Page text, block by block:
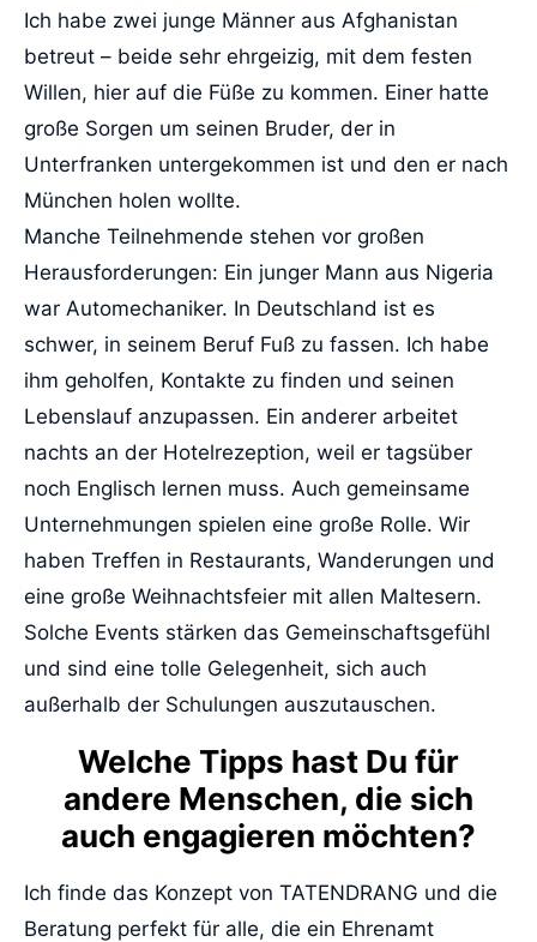
Ich habe zwei junge Männer aus Afghanistan
betreut – beide sehr ehrgeizig, mit dem festen
Willen, hier auf die Füße zu kommen. Einer hatte
große Sorgen um seinen Bruder, der in
Unterfranken untergekommen ist und den er nach
München holen wollte.
Manche Teilnehmende stehen vor großen
Herausforderungen: Ein junger Mann aus Nigeria
war Automechaniker. In Deutschland ist es
schwer, in seinem Beruf Fuß zu fassen. Ich habe
ihm geholfen, Kontakte zu finden und seinen
Lebenslauf anzupassen. Ein anderer arbeitet
nachts an der Hotelrezeption, weil er tagsüber
noch Englisch lernen muss. Auch gemeinsame
Unternehmungen spielen eine große Rolle. Wir
haben Treffen in Restaurants, Wanderungen und
eine große Weihnachtsfeier mit allen Maltesern.
Solche Events stärken das Gemeinschaftsgefühl
und sind eine tolle Gelegenheit, sich auch
außerhalb der Schulungen auszutauschen.
Welche Tipps hast Du für
andere Menschen, die sich
auch engagieren möchten?
Ich finde das Konzept von TATENDRANG und die
Beratung perfekt für alle, die ein Ehrenamt